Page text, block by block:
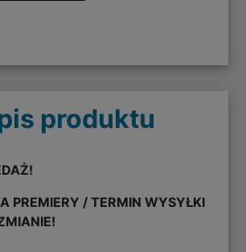
produktu
PREMIERY / TERMIN WYSYŁKI